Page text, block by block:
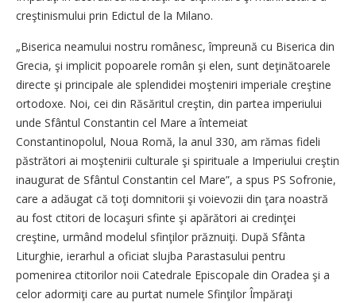
creştinismului prin Edictul de la Milano.
„Biserica neamului nostru românesc, împreună cu Biserica din
Grecia, şi implicit popoarele român şi elen, sunt deţinătoarele
directe şi principale ale splendidei moşteniri imperiale creştine
ortodoxe. Noi, cei din Răsăritul creştin, din partea imperiului
unde Sfântul Constantin cel Mare a întemeiat
Constantinopolul, Noua Romă, la anul 330, am rămas fideli
păstrători ai moştenirii culturale şi spirituale a Imperiului creştin
inaugurat de Sfântul Constantin cel Mare”, a spus PS Sofronie,
care a adăugat că toţi domnitorii şi voievozii din ţara noastră
au fost ctitori de locaşuri sfinte şi apărători ai credinţei
creştine, urmând modelul sfinţilor prăznuiţi. După Sfânta
Liturghie, ierarhul a oficiat slujba Parastasului pentru
pomenirea ctitorilor noii Catedrale Episcopale din Oradea şi a
celor adormiţi care au purtat numele Sfinţilor Împăraţi